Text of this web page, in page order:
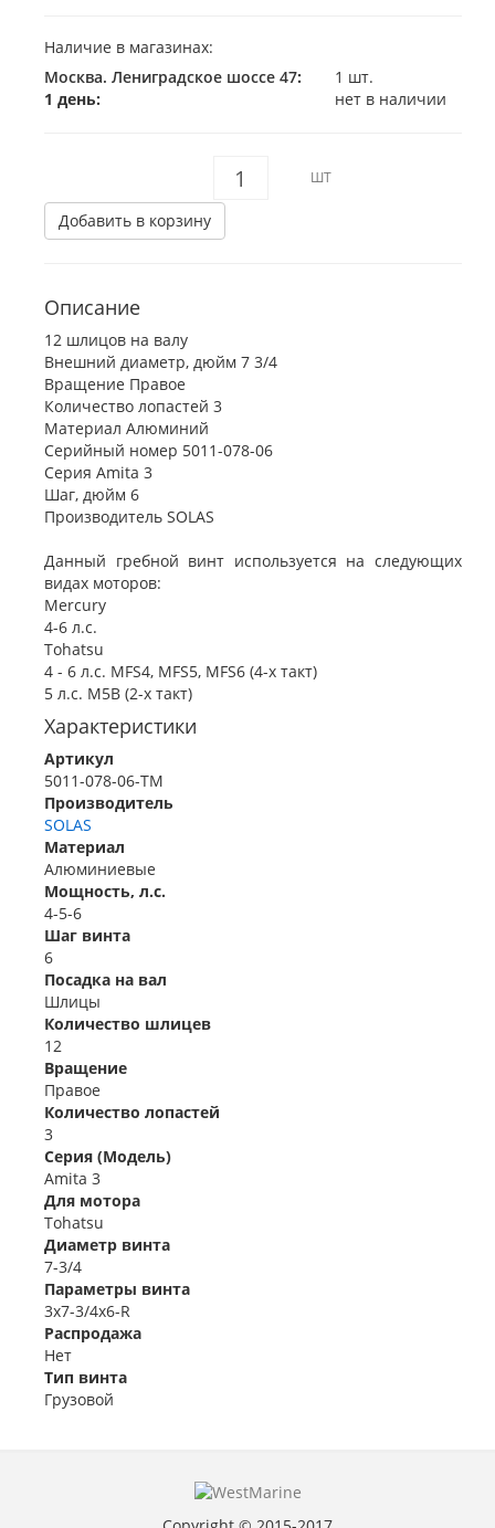
Наличие в магазинах:
Москва. Лениградское шоссе 47:
1 шт.
1 день:
нет в наличии
ШТ
Добавить в корзину
Описание
12 шлицов на валу
Внешний диаметр, дюйм 7 3/4
Вращение Правое
Количество лопастей 3
Материал Алюминий
Серийный номер 5011-078-06
Серия Amita 3
Шаг, дюйм 6
Производитель SOLAS
Данный гребной винт используется на следующих
видах моторов:
Mercury
4-6 л.с.
Tohatsu
4 - 6 л.с. MFS4, MFS5, MFS6 (4-х такт)
5 л.с. M5B (2-х такт)
Характеристики
Артикул
5011-078-06-TM
Производитель
SOLAS
Материал
Алюминиевые
Мощность, л.с.
4-5-6
Шаг винта
6
Посадка на вал
Шлицы
Количество шлицев
12
Вращение
Правое
Количество лопастей
3
Серия (Модель)
Amita 3
Для мотора
Tohatsu
Диаметр винта
7-3/4
Параметры винта
3x7-3/4x6-R
Распродажа
Нет
Тип винта
Грузовой